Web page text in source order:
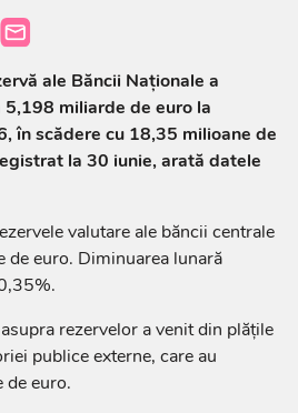
ale Băncii Naționale a
miliarde de euro la
în scădere cu 18,35 milioane de
la 30 iunie, arată datele
valutare ale băncii centrale
euro. Diminuarea lunară
rezervelor a venit din plățile
publice externe, care au
euro.